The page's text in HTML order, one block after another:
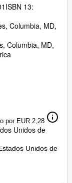
ISBN 13:
Columbia, MD,
, Columbia, MD,
por EUR 2,28
Unidos de
Unidos de